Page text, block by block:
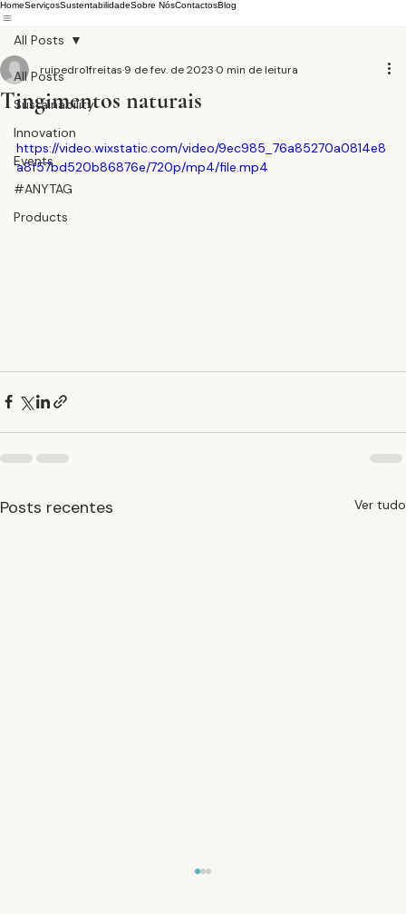
HomeServiçosSustentabilidadeSobre NósContactosBlog
All Posts
Sustainability
Innovation
Events
#ANYTAG
Products
All Posts
Tingimentos naturais
ruipedro1freitas 9 de fev. de 2023 0 min de leitura
https://video.wixstatic.com/video/9ec985_76a85270a0814e8
a8f57bd520b86876e/720p/mp4/file.mp4
Posts recentes Ver tudo